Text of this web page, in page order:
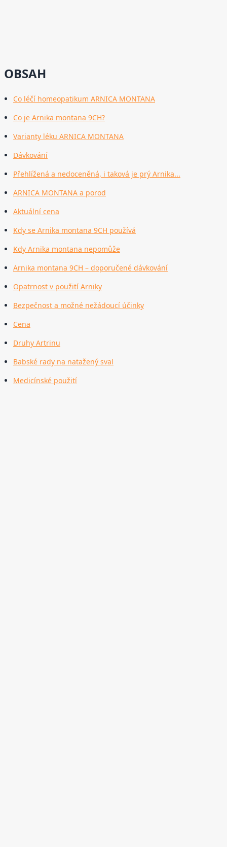
OBSAH
Co léčí homeopatikum ARNICA MONTANA
Co je Arnika montana 9CH?
Varianty léku ARNICA MONTANA
Dávkování
Přehlížená a nedoceněná, i taková je prý Arnika...
ARNICA MONTANA a porod
Aktuální cena
Kdy se Arnika montana 9CH používá
Kdy Arnika montana nepomůže
Arnika montana 9CH – doporučené dávkování
Opatrnost v použití Arniky
Bezpečnost a možné nežádoucí účinky
Cena
Druhy Artrinu
Babské rady na natažený sval
Medicínské použití